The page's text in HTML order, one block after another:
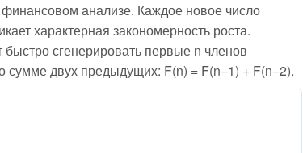
финансовом анализе. Каждое новое число
характерная закономерность роста.
сгенерировать первые n членов
сумме двух предыдущих: F(n) = F(n−1) + F(n−2).